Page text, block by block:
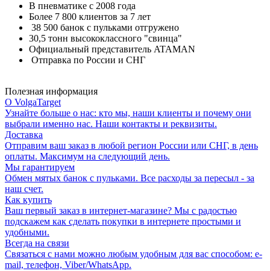
В пневматике с 2008 года
Более 7 800 клиентов за 7 лет
38 500 банок с пульками отгружено
30,5 тонн высококлассного "свинца"
Официальный представитель ATAMAN
Отправка по России и СНГ
Полезная информация
О VolgaTarget
Узнайте больше о нас: кто мы, наши клиенты и почему они
выбрали именно нас. Наши контакты и реквизиты.
Доставка
Отправим ваш заказ в любой регион России или СНГ, в день
оплаты. Максимум на следующий день.
Мы гарантируем
Обмен мятых банок с пульками. Все расходы за пересыл - за
наш счет.
Как купить
Ваш первый заказ в интернет-магазине? Мы с радостью
подскажем как сделать покупки в интернете простыми и
удобными.
Всегда на связи
Связаться с нами можно любым удобным для вас способом: e-
mail, телефон, Viber/WhatsApp.